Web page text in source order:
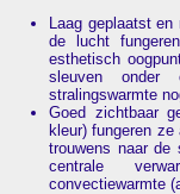
Laag geplaatst
de lucht
esthetisch
sleuven onder
stralingswarmte
Goed zichtbaar
kleur) fungeren
trouwens naar de
centrale
convectiewarmte